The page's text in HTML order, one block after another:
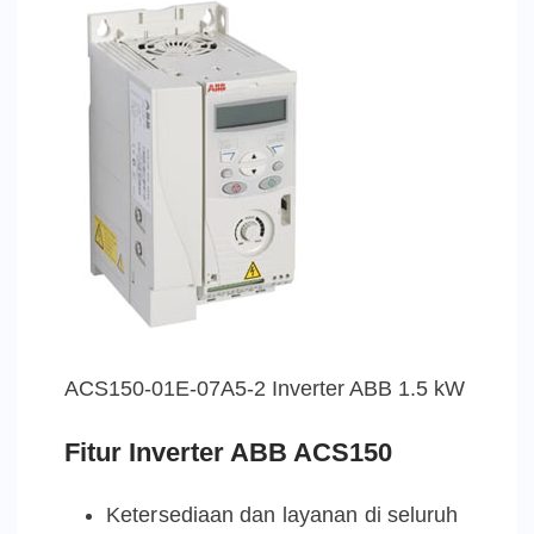
ACS150-01E-07A5-2 Inverter ABB 1.5 kW
Fitur Inverter ABB ACS150
Ketersediaan dan layanan di seluruh